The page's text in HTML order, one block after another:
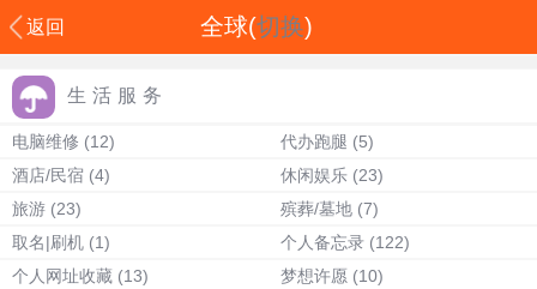
返回 全球(切换)
生活服务
电脑维修 (12) 代办跑腿 (5)
酒店/民宿 (4) 休闲娱乐 (23)
旅游 (23) 殡葬/墓地 (7)
取名|刷机 (1) 个人备忘录 (122)
个人网址收藏 (13) 梦想许愿 (10)